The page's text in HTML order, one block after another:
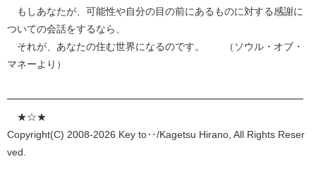
もしあなたが、可能性や自分の目の前にあるものに対する感謝に
ついての会話をするなら、
それが、あなたの住む世界になるのです。 （ソウル・オブ・
マネーより）
━━━━━━━━━━━━━━━━━━━━━━━━━━━━━━
★☆★
Copyright(C) 2008-2026 Key to‥/Kagetsu Hirano, All Rights Reser
ved.